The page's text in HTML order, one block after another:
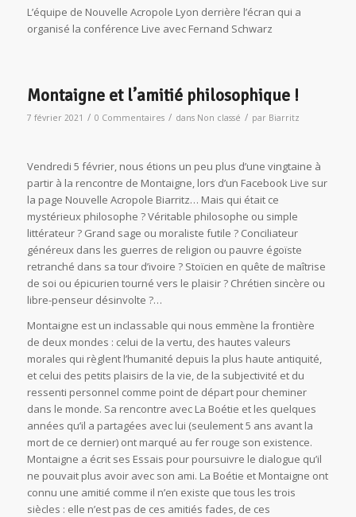
L’équipe de Nouvelle Acropole Lyon derrière l’écran qui a
organisé la conférence Live avec Fernand Schwarz
Montaigne et l’amitié philosophique !
7 février 2021 / 0 Commentaires / dans Non classé / par Biarritz
Vendredi 5 février, nous étions un peu plus d’une vingtaine à
partir à la rencontre de Montaigne, lors d’un Facebook Live sur
la page Nouvelle Acropole Biarritz… Mais qui était ce
mystérieux philosophe ? Véritable philosophe ou simple
littérateur ? Grand sage ou moraliste futile ? Conciliateur
généreux dans les guerres de religion ou pauvre égoïste
retranché dans sa tour d’ivoire ? Stoïcien en quête de maîtrise
de soi ou épicurien tourné vers le plaisir ? Chrétien sincère ou
libre-penseur désinvolte ?…
Montaigne est un inclassable qui nous emmène la frontière
de deux mondes : celui de la vertu, des hautes valeurs
morales qui règlent l’humanité depuis la plus haute antiquité,
et celui des petits plaisirs de la vie, de la subjectivité et du
ressenti personnel comme point de départ pour cheminer
dans le monde. Sa rencontre avec La Boétie et les quelques
années qu’il a partagées avec lui (seulement 5 ans avant la
mort de ce dernier) ont marqué au fer rouge son existence.
Montaigne a écrit ses Essais pour poursuivre le dialogue qu’il
ne pouvait plus avoir avec son ami. La Boétie et Montaigne ont
connu une amitié comme il n’en existe que tous les trois
siècles : elle n’est pas de ces amitiés fades, de ces